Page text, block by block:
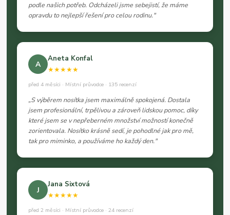
podle našich potřeb. Odcházeli jsme sebejistí, že máme
opravdu to nejlepší řešení pro celou rodinu."
A
Aneta Konfal
★★★★★
před 4 měsíci · Místní průvodce · 135 recenzí
„S výběrem nosítka jsem maximálně spokojená. Dostala
jsem profesionální, trpělivou a zároveň lidskou pomoc, díky
které jsem se v nepřeberném množství možností konečně
zorientovala. Nosítko krásně sedí, je pohodlné jak pro mě,
tak pro miminko, a používáme ho každý den."
J
Jana Sixtová
★★★★★
před 2 měsíci · Místní průvodce · 24 recenzí